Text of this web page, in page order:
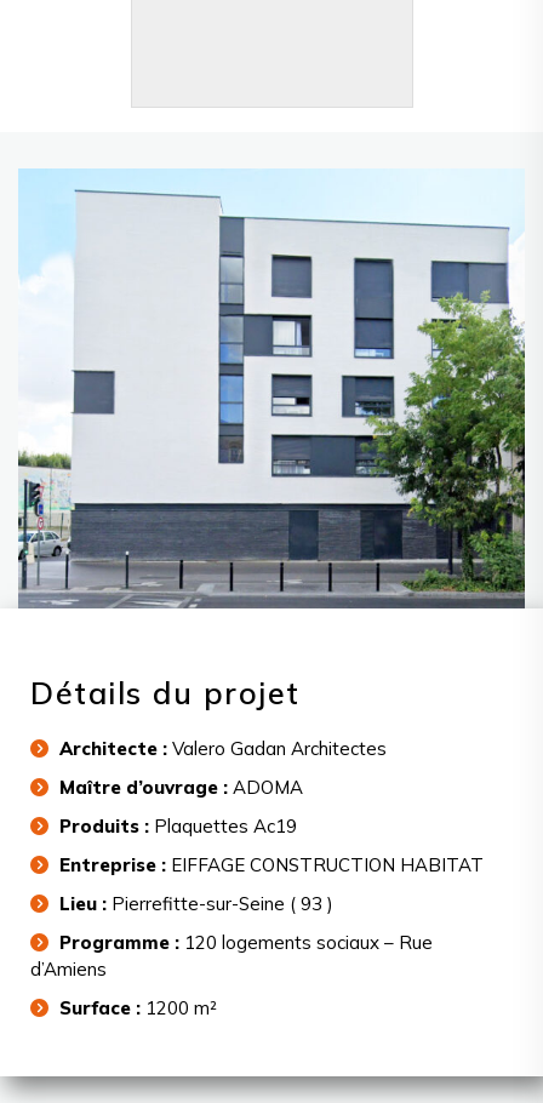
Détails du projet
Architecte : Valero Gadan Architectes
Maître d’ouvrage : ADOMA
Produits : Plaquettes Ac19
Entreprise : EIFFAGE CONSTRUCTION HABITAT
Lieu : Pierrefitte-sur-Seine ( 93 )
Programme : 120 logements sociaux – Rue
d’Amiens
Surface : 1200 m²